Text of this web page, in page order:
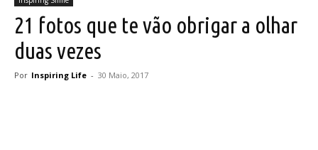
21 fotos que te vão obrigar a olhar
duas vezes
Por Inspiring Life - 30 Maio, 2017